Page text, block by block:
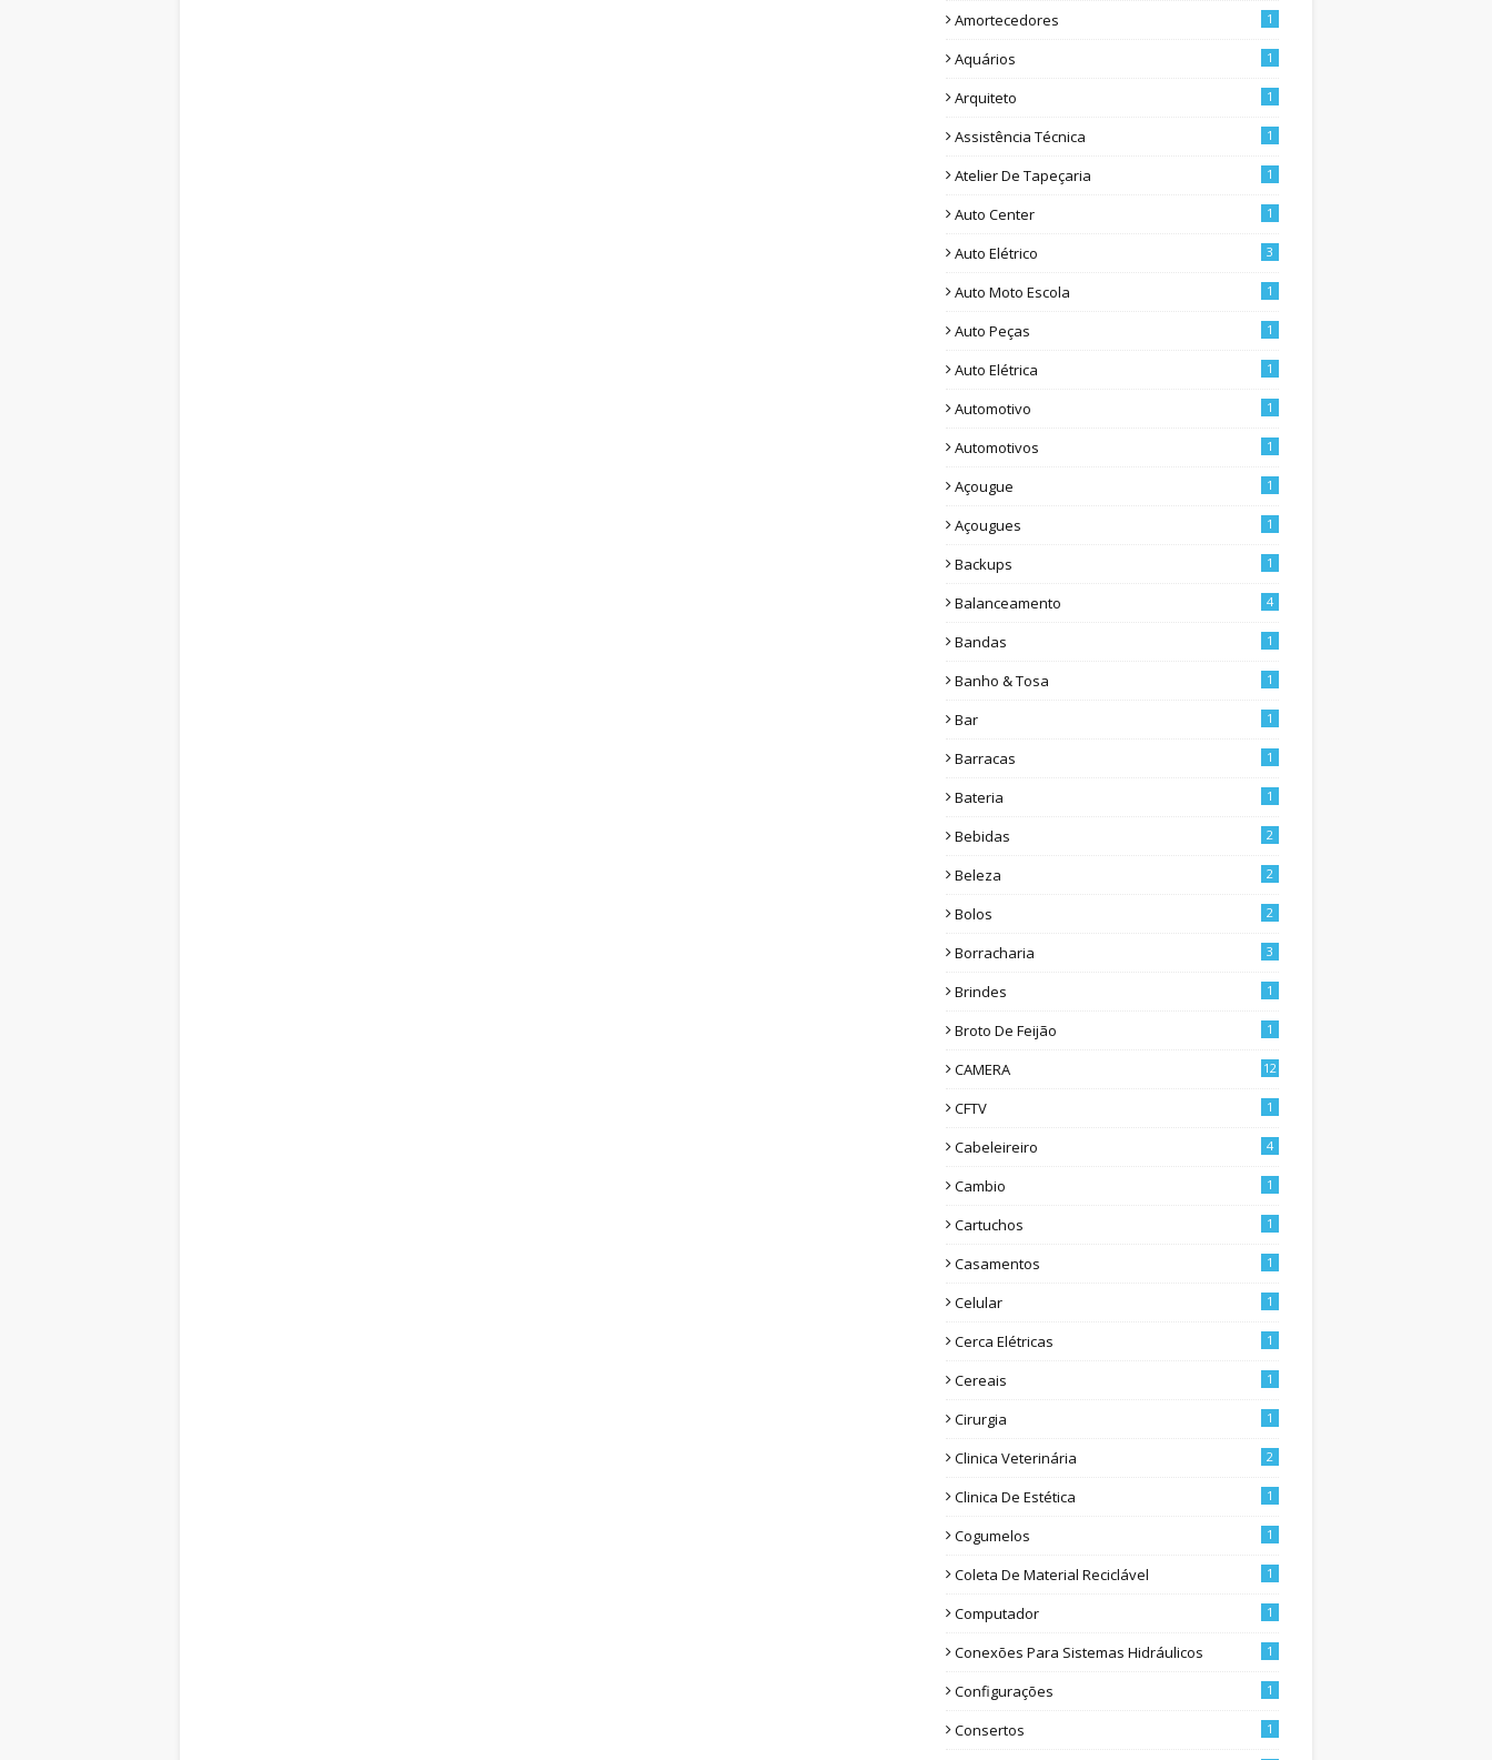
Amortecedores 1
Aquários 1
Arquiteto 1
Assistência Técnica 1
Atelier De Tapeçaria 1
Auto Center 1
Auto Elétrico 3
Auto Moto Escola 1
Auto Peças 1
Auto Elétrica 1
Automotivo 1
Automotivos 1
Açougue 1
Açougues 1
Backups 1
Balanceamento 4
Bandas 1
Banho & Tosa 1
Bar 1
Barracas 1
Bateria 1
Bebidas 2
Beleza 2
Bolos 2
Borracharia 3
Brindes 1
Broto De Feijão 1
CAMERA 12
CFTV 1
Cabeleireiro 4
Cambio 1
Cartuchos 1
Casamentos 1
Celular 1
Cerca Elétricas 1
Cereais 1
Cirurgia 1
Clinica Veterinária 2
Clinica De Estética 1
Cogumelos 1
Coleta De Material Reciclável 1
Computador 1
Conexões Para Sistemas Hidráulicos 1
Configurações 1
Consertos 1